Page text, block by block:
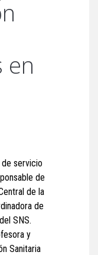
en
servicio
de
de la
de
SNS.
y
Sanitaria